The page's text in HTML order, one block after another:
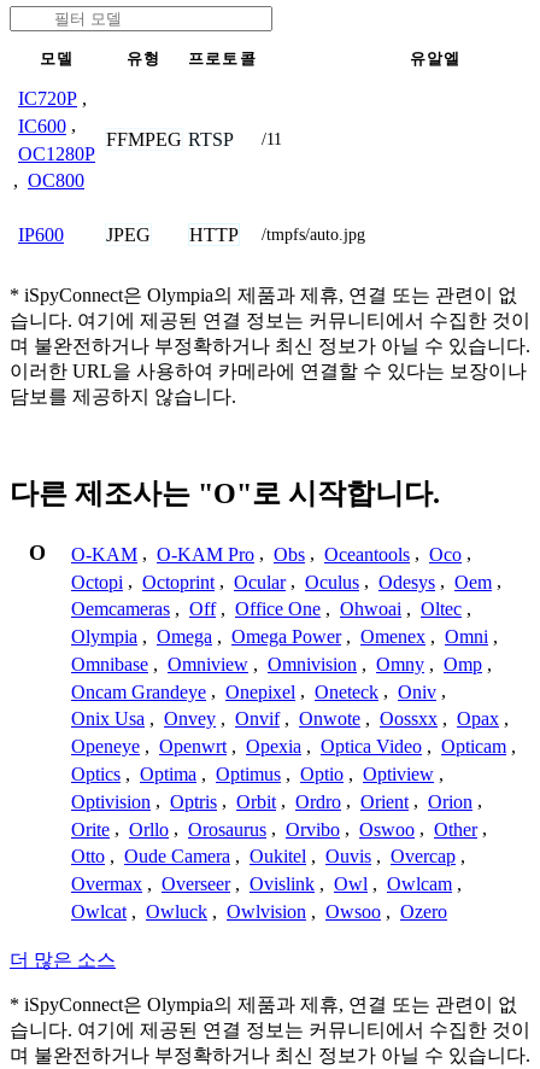
모델 유형 프로토콜 유알엘
IC720P ,
IC600 ,
OC1280P
, OC800
FFMPEG RTSP /11
IP600 JPEG HTTP /tmpfs/auto.jpg
* iSpyConnect은 Olympia의 제품과 제휴, 연결 또는 관련이 없
습니다. 여기에 제공된 연결 정보는 커뮤니티에서 수집한 것이
며 불완전하거나 부정확하거나 최신 정보가 아닐 수 있습니다.
이러한 URL을 사용하여 카메라에 연결할 수 있다는 보장이나
담보를 제공하지 않습니다.
다른 제조사는 "O"로 시작합니다.
O O-KAM , O-KAM Pro , Obs , Oceantools , Oco ,
Octopi , Octoprint , Ocular , Oculus , Odesys , Oem ,
Oemcameras , Off , Office One , Ohwoai , Oltec ,
Olympia , Omega , Omega Power , Omenex , Omni ,
Omnibase , Omniview , Omnivision , Omny , Omp ,
Oncam Grandeye , Onepixel , Oneteck , Oniv ,
Onix Usa , Onvey , Onvif , Onwote , Oossxx , Opax ,
Openeye , Openwrt , Opexia , Optica Video , Opticam ,
Optics , Optima , Optimus , Optio , Optiview ,
Optivision , Optris , Orbit , Ordro , Orient , Orion ,
Orite , Orllo , Orosaurus , Orvibo , Oswoo , Other ,
Otto , Oude Camera , Oukitel , Ouvis , Overcap ,
Overmax , Overseer , Ovislink , Owl , Owlcam ,
Owlcat , Owluck , Owlvision , Owsoo , Ozero
더 많은 소스
* iSpyConnect은 Olympia의 제품과 제휴, 연결 또는 관련이 없
습니다. 여기에 제공된 연결 정보는 커뮤니티에서 수집한 것이
며 불완전하거나 부정확하거나 최신 정보가 아닐 수 있습니다.